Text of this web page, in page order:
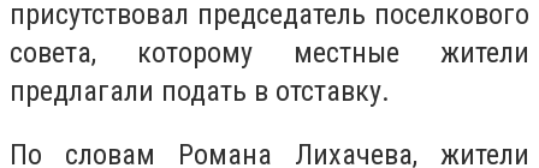
присутствовал председатель поселкового
совета, которому местные жители
предлагали подать в отставку.
По словам Романа Лихачева, жители